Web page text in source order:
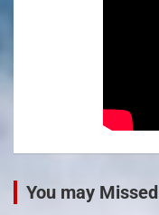
You may Missed